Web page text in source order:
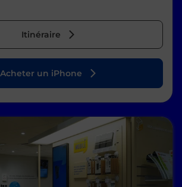
Itinéraire
Acheter un iPhone